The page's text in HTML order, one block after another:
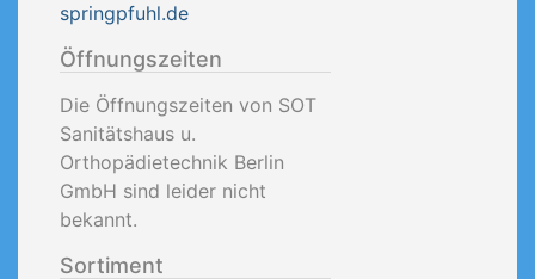
springpfuhl.de
Öffnungszeiten
Die Öffnungszeiten von SOT
Sanitätshaus u.
Orthopädietechnik Berlin
GmbH sind leider nicht
bekannt.
Sortiment